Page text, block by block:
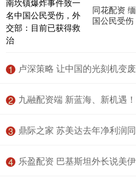
同花配资
国公民受
1 卢深策略 让中国的光刻机变废铁，
2 九融配资端 新蓝海、新机遇！
3 鼎际之家 苏美达去年净利润
4 乐盈配资 巴基斯坦外长说美